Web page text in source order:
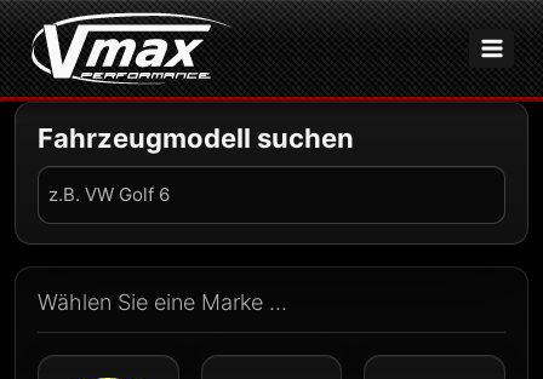
Zum
Inhalt
springen
Fahrzeugmodell suchen
Fahrzeug
suchen
Wählen Sie eine Marke ...